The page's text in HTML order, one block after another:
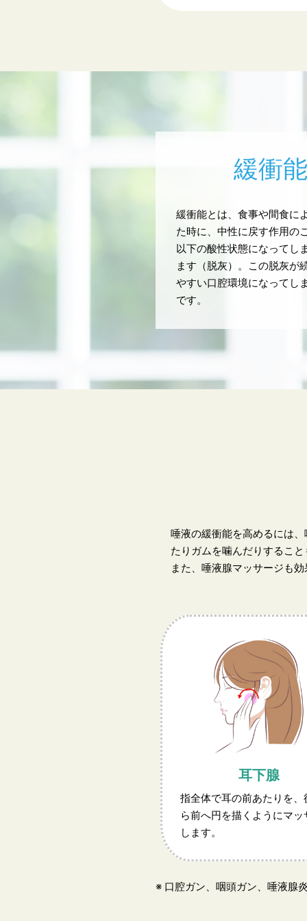
緩衝能
緩衝能とは、食事や間食に
た時に、中性に戻す作用の
以下の酸性状態になってし
ます（脱灰）。この脱灰が
やすい口腔環境になってし
です。
唾液の緩衝能を高めるには
たりガムを噛んだりするこ
また、唾液腺マッサージも
耳下腺
指全体で耳の前あたりを、
ら前へ円を描くようにマッ
します。
※ 口腔ガン、咽頭ガン、唾液腺